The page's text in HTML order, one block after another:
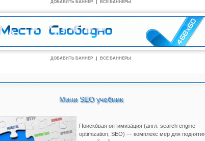
ДОБАВИТЬ БАННЕР ВСЕ БАННЕРЫ
ДОБАВИТЬ БАННЕР ВСЕ БАННЕРЫ
Мини SEO учебник
Поиско́вая оптимиза́ция (англ. search engine
optimization, SEO) — комплекс мер для